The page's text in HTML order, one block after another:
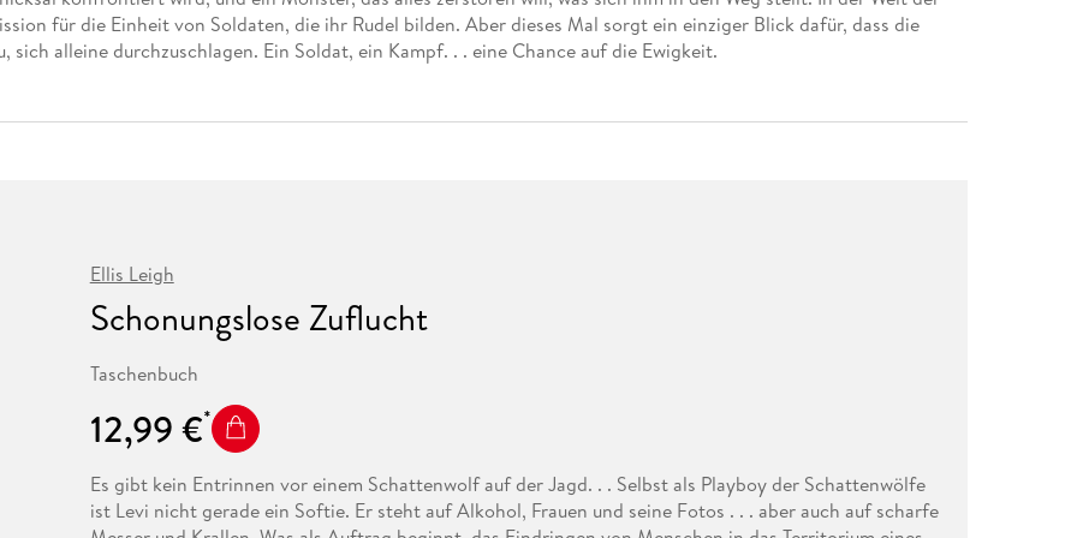
Fremdsprachige Bücher
Taschenbücher
Lernhilfen
New Adult
Hörbuch Downloads im Bundle
STABILO
für die Einheit von Soldaten, die ihr Rudel bilden. Aber dieses Mal sorgt ein einziger Blick dafür, dass die
alleine durchzuschlagen. Ein Soldat, ein Kampf. . . eine Chance auf die Ewigkeit.
Ellis Leigh
Schonungslose Zuflucht
Taschenbuch
12,99 €
Es gibt kein Entrinnen vor einem Schattenwolf auf der Jagd. . . Selbst als Playboy der Schattenwölfe
ist Levi nicht gerade ein Softie. Er steht auf Alkohol, Frauen und seine Fotos . . . aber auch auf scharfe